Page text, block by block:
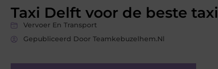
Taxi Delft voor de beste taxi
Vervoer En Transport
Gepubliceerd Door Teamkebuzelhem.nl